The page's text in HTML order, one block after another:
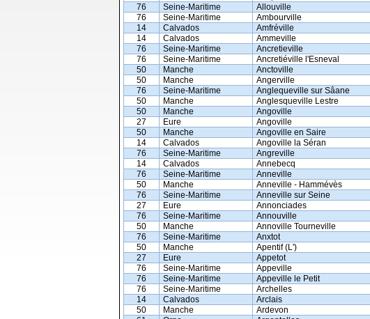
76
Seine-Maritime Allouville
76
Seine-Maritime Ambourville
14
Calvados Amfréville
14
Calvados Ammeville
76
Seine-Maritime Ancretieville
76
Seine-Maritime Ancretiéville l'Esneval
50
Manche Anctoville
50
Manche Angerville
76
Seine-Maritime Anglequeville sur Sâane
50
Manche Anglesqueville Lestre
50
Manche Angoville
27
Eure Angoville
50
Manche Angoville en Saire
14
Calvados Angoville la Séran
76
Seine-Maritime Angreville
14
Calvados Annebecq
76
Seine-Maritime Anneville
50
Manche Anneville - Hammévès
76
Seine-Maritime Anneville sur Seine
27
Eure Annonciades
76
Seine-Maritime Annouville
50
Manche Annoville Tourneville
76
Seine-Maritime Anxtot
50
Manche Apentif (L')
27
Eure Appetot
76
Seine-Maritime Appeville
76
Seine-Maritime Appeville le Petit
76
Seine-Maritime Archelles
14
Calvados Arclais
50
Manche Ardevon